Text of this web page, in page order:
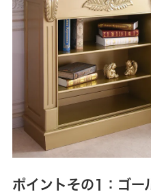
ポイントその1：ゴー